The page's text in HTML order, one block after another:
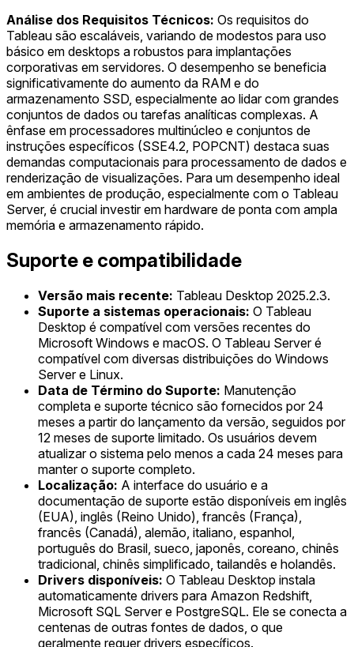
Análise dos Requisitos Técnicos: Os requisitos do
Tableau são escaláveis, variando de modestos para uso
básico em desktops a robustos para implantações
corporativas em servidores. O desempenho se beneficia
significativamente do aumento da RAM e do
armazenamento SSD, especialmente ao lidar com grandes
conjuntos de dados ou tarefas analíticas complexas. A
ênfase em processadores multinúcleo e conjuntos de
instruções específicos (SSE4.2, POPCNT) destaca suas
demandas computacionais para processamento de dados e
renderização de visualizações. Para um desempenho ideal
em ambientes de produção, especialmente com o Tableau
Server, é crucial investir em hardware de ponta com ampla
memória e armazenamento rápido.
Suporte e compatibilidade
Versão mais recente: Tableau Desktop 2025.2.3.
Suporte a sistemas operacionais: O Tableau
Desktop é compatível com versões recentes do
Microsoft Windows e macOS. O Tableau Server é
compatível com diversas distribuições do Windows
Server e Linux.
Data de Término do Suporte: Manutenção
completa e suporte técnico são fornecidos por 24
meses a partir do lançamento da versão, seguidos por
12 meses de suporte limitado. Os usuários devem
atualizar o sistema pelo menos a cada 24 meses para
manter o suporte completo.
Localização: A interface do usuário e a
documentação de suporte estão disponíveis em inglês
(EUA), inglês (Reino Unido), francês (França),
francês (Canadá), alemão, italiano, espanhol,
português do Brasil, sueco, japonês, coreano, chinês
tradicional, chinês simplificado, tailandês e holandês.
Drivers disponíveis: O Tableau Desktop instala
automaticamente drivers para Amazon Redshift,
Microsoft SQL Server e PostgreSQL. Ele se conecta a
centenas de outras fontes de dados, o que
geralmente requer drivers específicos.